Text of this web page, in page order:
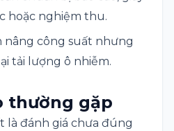
hoặc nghiệm thu.
nâng công suất nhưng
tải lượng ô nhiễm.
thường gặp
là đánh giá chưa đúng